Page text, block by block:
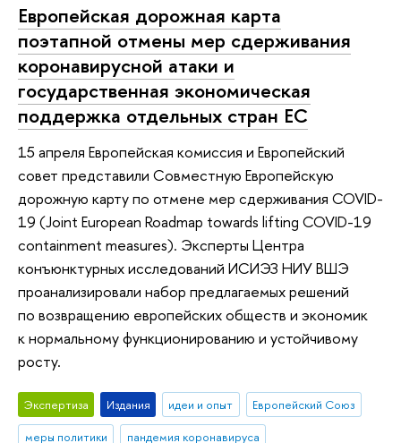
Европейская дорожная карта
поэтапной отмены мер сдерживания
коронавирусной атаки и
государственная экономическая
поддержка отдельных стран ЕС
15 апреля Европейская комиссия и Европейский
совет представили Совместную Европейскую
дорожную карту по отмене мер сдерживания COVID-
19 (Joint European Roadmap towards lifting COVID-19
containment measures). Эксперты Центра
конъюнктурных исследований ИСИЭЗ НИУ ВШЭ
проанализировали набор предлагаемых решений
по возвращению европейских обществ и экономик
к нормальному функционированию и устойчивому
росту.
Экспертиза Издания идеи и опыт
Европейский Союз
меры политики
пандемия коронавируса